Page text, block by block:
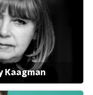
Kaagman